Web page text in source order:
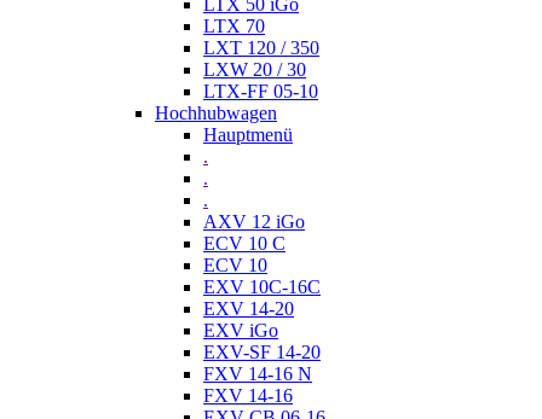
LTX 50 iGo
LTX 70
LXT 120 / 350
LXW 20 / 30
LTX-FF 05-10
Hochhubwagen
Hauptmenü
.
.
.
AXV 12 iGo
ECV 10 C
ECV 10
EXV 10C-16C
EXV 14-20
EXV iGo
EXV-SF 14-20
FXV 14-16 N
FXV 14-16